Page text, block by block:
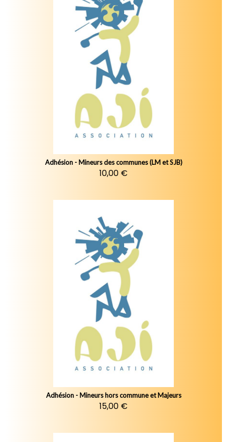
Adhésion - Mineurs des communes (LM et SJB)
10,00 €
Adhésion - Mineurs hors commune et Majeurs
15,00 €